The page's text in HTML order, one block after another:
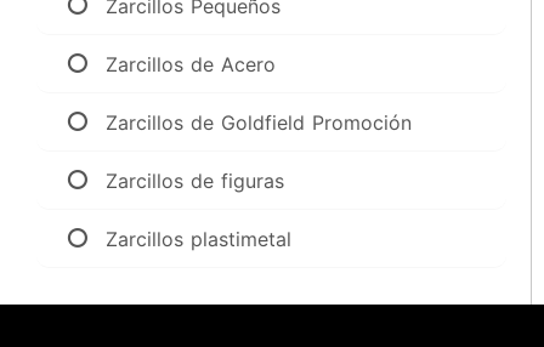
Zarcillos Pequeños
Zarcillos de Acero
Zarcillos de Goldfield Promoción
Zarcillos de figuras
Zarcillos plastimetal